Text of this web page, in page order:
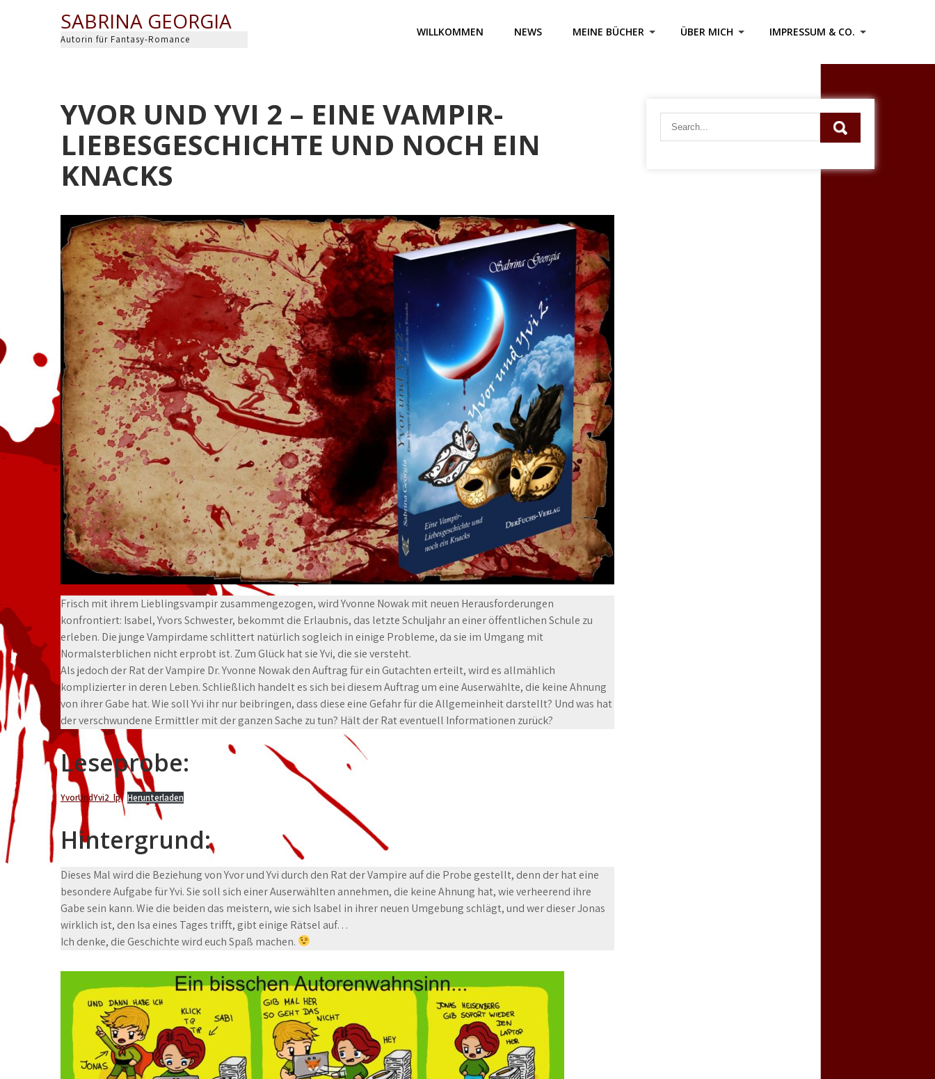
SABRINA GEORGIA
Autorin für Fantasy-Romance
WILLKOMMEN NEWS MEINE BÜCHER ÜBER MICH IMPRESSUM & CO.
YVOR UND YVI 2 – EINE VAMPIR-
LIEBESGESCHICHTE UND NOCH EIN
KNACKS
Frisch mit ihrem Lieblingsvampir zusammengezogen, wird Yvonne Nowak mit neuen Herausforderungen
konfrontiert: Isabel, Yvors Schwester, bekommt die Erlaubnis, das letzte Schuljahr an einer öffentlichen Schule zu
erleben. Die junge Vampirdame schlittert natürlich sogleich in einige Probleme, da sie im Umgang mit
Normalsterblichen nicht erprobt ist. Zum Glück hat sie Yvi, die sie versteht.
Als jedoch der Rat der Vampire Dr. Yvonne Nowak den Auftrag für ein Gutachten erteilt, wird es allmählich
komplizierter in deren Leben. Schließlich handelt es sich bei diesem Auftrag um eine Auserwählte, die keine Ahnung
von ihrer Gabe hat. Wie soll Yvi ihr nur beibringen, dass diese eine Gefahr für die Allgemeinheit darstellt? Und was hat
der verschwundene Ermittler mit der ganzen Sache zu tun? Hält der Rat eventuell Informationen zurück?
Leseprobe:
YvorUndYvi2_lp Herunterladen
Hintergrund:
Dieses Mal wird die Beziehung von Yvor und Yvi durch den Rat der Vampire auf die Probe gestellt, denn der hat eine
besondere Aufgabe für Yvi. Sie soll sich einer Auserwählten annehmen, die keine Ahnung hat, wie verheerend ihre
Gabe sein kann. Wie die beiden das meistern, wie sich Isabel in ihrer neuen Umgebung schlägt, und wer dieser Jonas
wirklich ist, den Isa eines Tages trifft, gibt einige Rätsel auf…
Ich denke, die Geschichte wird euch Spaß machen.